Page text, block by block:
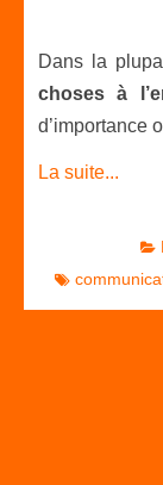
Dans la
choses à
d’importance
La suite...